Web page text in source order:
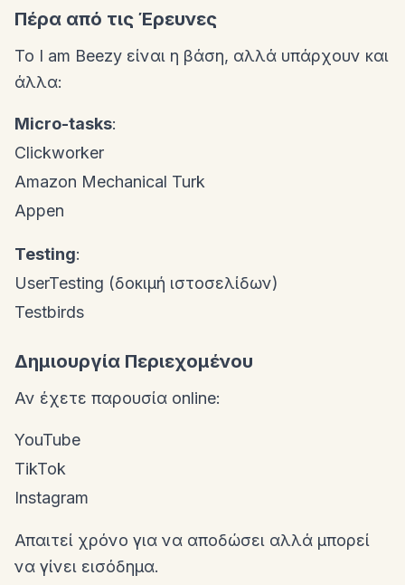
Πέρα από τις Έρευνες
Το I am Beezy είναι η βάση, αλλά υπάρχουν και
άλλα:
Micro-tasks:
Clickworker
Amazon Mechanical Turk
Appen
Testing:
UserTesting (δοκιμή ιστοσελίδων)
Testbirds
Δημιουργία Περιεχομένου
Αν έχετε παρουσία online:
YouTube
TikTok
Instagram
Απαιτεί χρόνο για να αποδώσει αλλά μπορεί
να γίνει εισόδημα.